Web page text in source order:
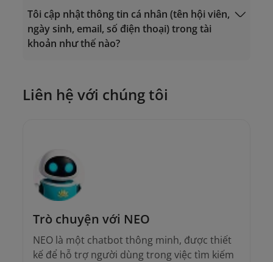
(dành cho hội viên Triệu Dặm, Bạch
Kim, Vàng);
lotusmiles@vietnamairlines.com
(dành cho hội viên Titan, Bạc, Đăng
được hướng dẫn trực tiếp.
Kim, Vàng);
lotusmiles@vietnamairlines.com
(dành cho hội viên Titan, Bạc, Đăng
ký);
được hướng dẫn trực tiếp.
Đăng nhập
Tôi cập nhật thông tin cá nhân (tên hội viên,
ngày sinh, email, số điện thoại) trong tài
khoản như thế nào?
Liên hệ với chúng tôi
Trò chuyện với NEO
NEO là một chatbot thông minh, được thiết
kế để hỗ trợ người dùng trong việc tìm kiếm